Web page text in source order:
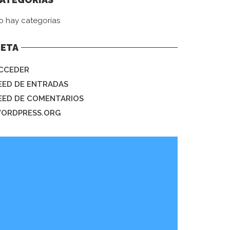
hay categorías
DE ENTRADAS
DE COMENTARIOS